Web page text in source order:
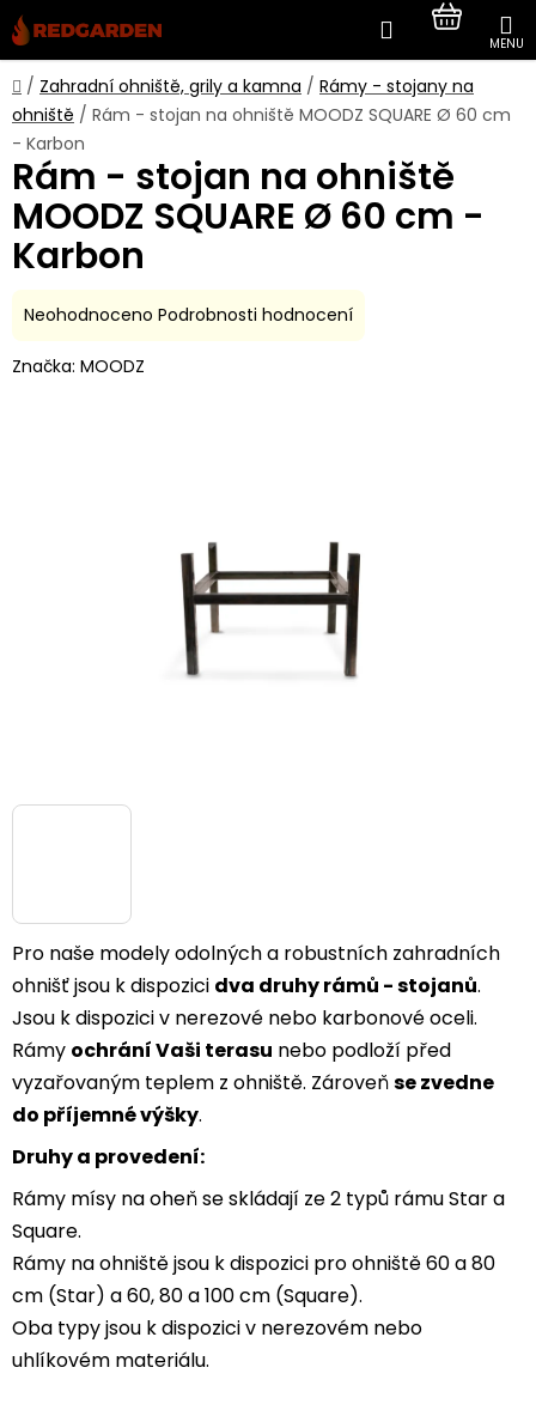
Přejít
na
obsah
Hledat
KOŠÍK
Domů
/ Zahradní ohniště, grily a kamna / Rámy - stojany na
ohniště / Rám - stojan na ohniště MOODZ SQUARE Ø 60 cm
- Karbon
Pro naše modely odolných a robustních zahradních
ohnišť jsou k dispozici dva druhy rámů - stojanů.
Jsou k dispozici v nerezové nebo karbonové oceli.
Rámy ochrání Vaši terasu nebo podloží před
vyzařovaným teplem z ohniště. Zároveňse zvedne
do příjemné výšky.
Druhy a provedení:
Rámy mísy na oheň se skládají ze 2 typů rámu Star a
Square.
Rámy na ohniště jsou k dispozici pro ohniště 60 a 80
cm (Star) a 60, 80 a 100 cm (Square).
Oba typy jsou k dispozici v nerezovém nebo
uhlíkovém materiálu.
Rám - stojan na ohniště
MOODZ SQUARE Ø 60 cm -
Karbon
Průměrné
produktu
Neohodnoceno Podrobnosti hodnocení
Značka: MOODZ